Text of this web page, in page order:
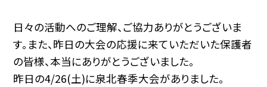
日々の活動へのご理解、ご協力ありがとうございま
す。また、昨日の大会の応援に来ていただいた保護者
の皆様、本当にありがとうございました。
昨日の4/26(土)に泉北春季大会がありました。